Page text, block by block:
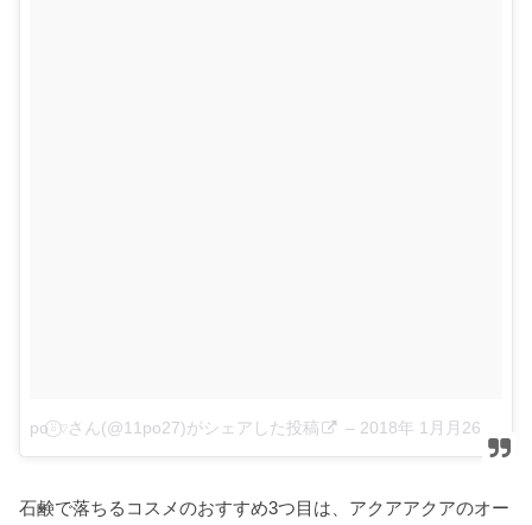
po⍤⃝♡さん(@11po27)がシェアした投稿 – 2018年 1月月26日午前6時36分PST
石鹸で落ちるコスメのおすすめ3つ目は、アクアアクアのオー